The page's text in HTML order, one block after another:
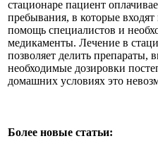
стационаре пациент
пребывания, в которые входят
помощь специалистов и
медикаменты. Лечение в
позволяет делить препараты,
необходимые дозировки
домашних условиях это
Более новые статьи: